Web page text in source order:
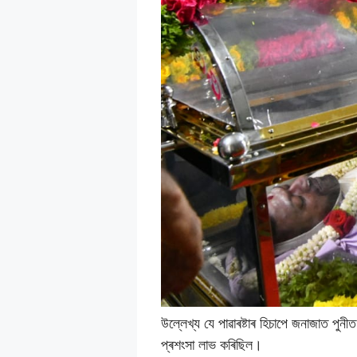
উল্লেখ্য যে পাৱাৰষ্টাৰ হিচাপে জনাজাত
প্ৰশংসা লাভ কৰিছিল।